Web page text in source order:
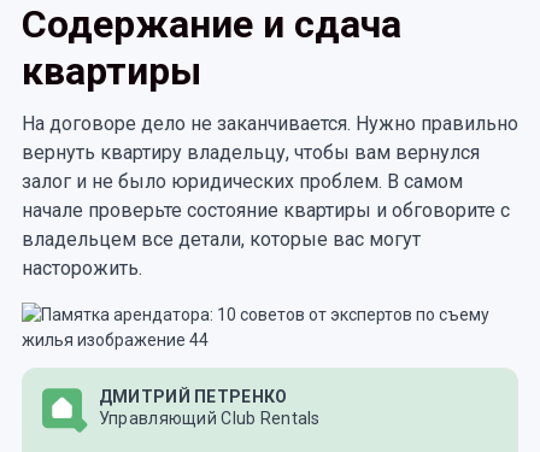
Содержание и сдача
квартиры
На договоре дело не заканчивается. Нужно правильно
вернуть квартиру владельцу, чтобы вам вернулся
залог и не было юридических проблем. В самом
начале проверьте состояние квартиры и обговорите с
владельцем все детали, которые вас могут
насторожить.
ДМИТРИЙ ПЕТРЕНКО
Управляющий Club Rentals